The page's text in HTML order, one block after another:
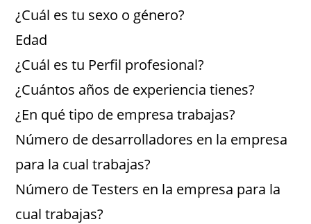
¿Cuál es tu sexo o género?
Edad
¿Cuál es tu Perfil profesional?
¿Cuántos años de experiencia tienes?
¿En qué tipo de empresa trabajas?
Número de desarrolladores en la empresa
para la cual trabajas?
Número de Testers en la empresa para la
cual trabajas?